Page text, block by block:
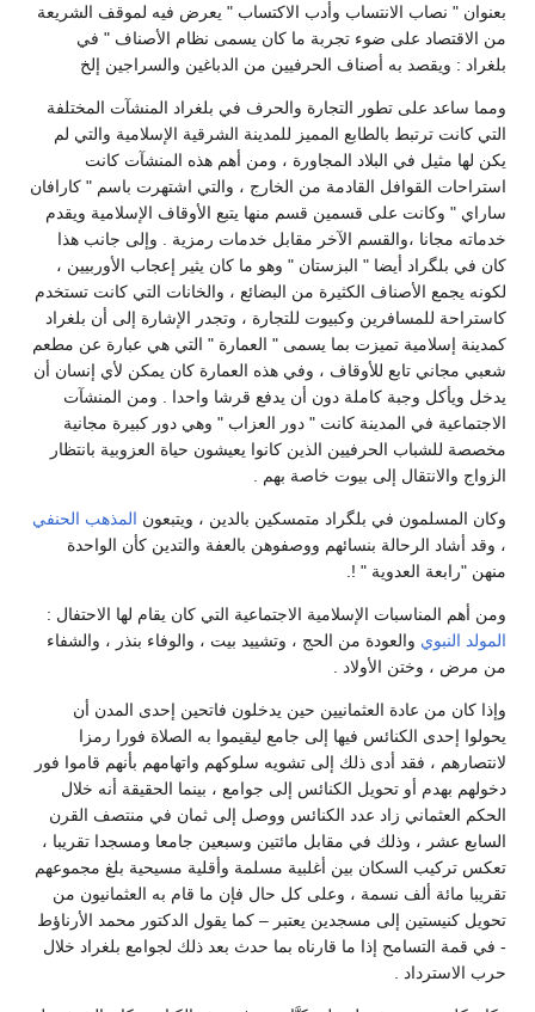
بعنوان " نصاب الانتساب وأدب الاكتساب " يعرض فيه لموقف الشريعة
من الاقتصاد على ضوء تجربة ما كان يسمى نظام الأصناف " في
بلغراد : ويقصد به أصناف الحرفيين من الدباغين والسراجين إلخ
ومما ساعد على تطور التجارة والحرف في بلغراد المنشآت المختلفة
التي كانت ترتبط بالطابع المميز للمدينة الشرقية الإسلامية والتي لم
يكن لها مثيل في البلاد المجاورة ، ومن أهم هذه المنشآت كانت
استراحات القوافل القادمة من الخارج ، والتي اشتهرت باسم " كارافان
ساراي " وكانت على قسمين قسم منها يتبع الأوقاف الإسلامية ويقدم
خدماته مجانا ،والقسم الآخر مقابل خدمات رمزية . وإلى جانب هذا
كان في بلگراد أيضا " البزستان " وهو ما كان يثير إعجاب الأوربيين ،
لكونه يجمع الأصناف الكثيرة من البضائع ، والخانات التي كانت تستخدم
كاستراحة للمسافرين وكبيوت للتجارة ، وتجدر الإشارة إلى أن بلغراد
كمدينة إسلامية تميزت بما يسمى " العمارة " التي هي عبارة عن مطعم
شعبي مجاني تابع للأوقاف ، وفي هذه العمارة كان يمكن لأي إنسان أن
يدخل ويأكل وجبة كاملة دون أن يدفع قرشا واحدا . ومن المنشآت
الاجتماعية في المدينة كانت " دور العزاب " وهي دور كبيرة مجانية
مخصصة للشباب الحرفيين الذين كانوا يعيشون حياة العزوبية بانتظار
الزواج والانتقال إلى بيوت خاصة بهم .
وكان المسلمون في بلگراد متمسكين بالدين ، ويتبعون المذهب الحنفي
، وقد أشاد الرحالة بنسائهم ووصفوهن بالعفة والتدين كأن الواحدة
منهن "رابعة العدوية " !.
ومن أهم المناسبات الإسلامية الاجتماعية التي كان يقام لها الاحتفال :
المولد النبوي والعودة من الحج ، وتشييد بيت ، والوفاء بنذر ، والشفاء
من مرض ، وختن الأولاد .
وإذا كان من عادة العثمانيين حين يدخلون فاتحين إحدى المدن أن
يحولوا إحدى الكنائس فيها إلى جامع ليقيموا به الصلاة فورا رمزا
لانتصارهم ، فقد أدى ذلك إلى تشويه سلوكهم واتهامهم بأنهم قاموا فور
دخولهم بهدم أو تحويل الكنائس إلى جوامع ، بينما الحقيقة أنه خلال
الحكم العثماني زاد عدد الكنائس ووصل إلى ثمان في منتصف القرن
السابع عشر ، وذلك في مقابل مائتين وسبعين جامعا ومسجدا تقريبا ،
تعكس تركيب السكان بين أغلبية مسلمة وأقلية مسيحية بلغ مجموعهم
تقريبا مائة ألف نسمة ، وعلى كل حال فإن ما قام به العثمانيون من
تحويل كنيستين إلى مسجدين يعتبر – كما يقول الدكتور محمد الأرناؤط
- في قمة التسامح إذا ما قارناه بما حدث بعد ذلك لجوامع بلغراد خلال
حرب الاسترداد .